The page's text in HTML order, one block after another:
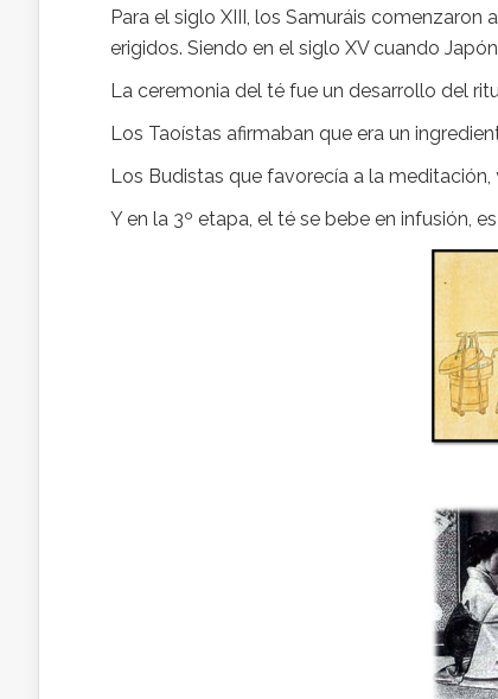
Para el siglo XIII, los Samuráis
erigidos. Siendo en el siglo XV cuando
La ceremonia del té fue un desarrollo del
Los Taoístas afirmaban que era un
Los Budistas que favorecía a la
Y en la 3º etapa, el té se bebe en infusión,